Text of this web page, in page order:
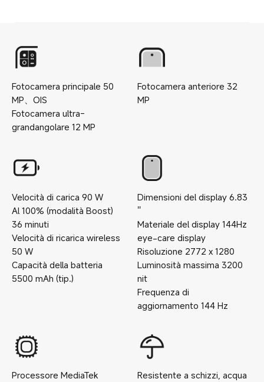
Fotocamera principale 50
MP
OIS
Fotocamera ultra-
grandangolare 12 MP
Fotocamera anteriore 32
MP
Velocità di carica 90 W
Al 100% (modalità Boost)
36 minuti
Velocità di ricarica wireless
50 W
Capacità della batteria
5500 mAh (tip.)
Dimensioni del display 6.83
''
Materiale del display 144Hz
eye-care display
Risoluzione 2772 x 1280
Luminosità massima 3200
nit
Frequenza di
aggiornamento 144 Hz
Processore MediaTek
Resistente a schizzi, acqua